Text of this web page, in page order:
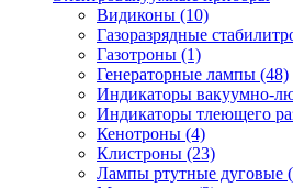
Видиконы (10)
Газоразрядные
Газотроны (1)
Генераторные лампы (48)
Индикаторы вакуумно-
Индикаторы тлеющего
Кенотроны (4)
Клистроны (23)
Лампы ртутные дуговые